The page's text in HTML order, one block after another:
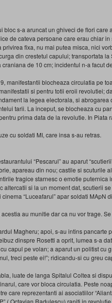
bloc s-a aruncat un ghiveci de flori care
de cateva persoane care erau chiar
fixa, nu mai putea misca, nici
din crestetul capului; transportata
de 10 cm; incidentul n-a facut
manifestantii blocheaza circulatia pe
si pentru totii eroii revolutiei;
la legea electorala, si
tarii. La inceput, se blocheaza cu
prima data de la revolutie. In Piata
cu soldati MI, care insa s-au retras.
“Pescarul” au aparut
apareau din nou; castile si scuturile
tragice starnesc o emotie puternica
si la un moment dat, scutierii
“Luceafarul” apar soldati MApN
au munitie dar ca nu vor trage.
Magheru; apoi, s-au intins pancarte
dinspre Rosetti a oprit, lumea s-a
capul pe volan; a aparut un politist cu
treci peste ei!”; ridicandu-si cu greu
luate de langa Spitalul Coltea si
care vor bloca circulatia. Peste
care reprezentanti ai asociatiilor
( Octavian Radulescu) raniti in